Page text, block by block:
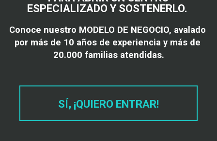
ESPECIALIZADO Y SOSTENERLO.
Conoce nuestro MODELO DE NEGOCIO, avalado
por más de 10 años de experiencia y más de
20.000 familias atendidas.
SÍ, ¡QUIERO ENTRAR!